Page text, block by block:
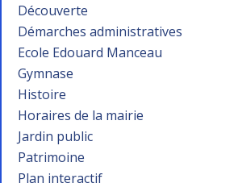
Découverte
Démarches administratives
Ecole Edouard Manceau
Gymnase
Histoire
Horaires de la mairie
Jardin public
Patrimoine
Plan interactif